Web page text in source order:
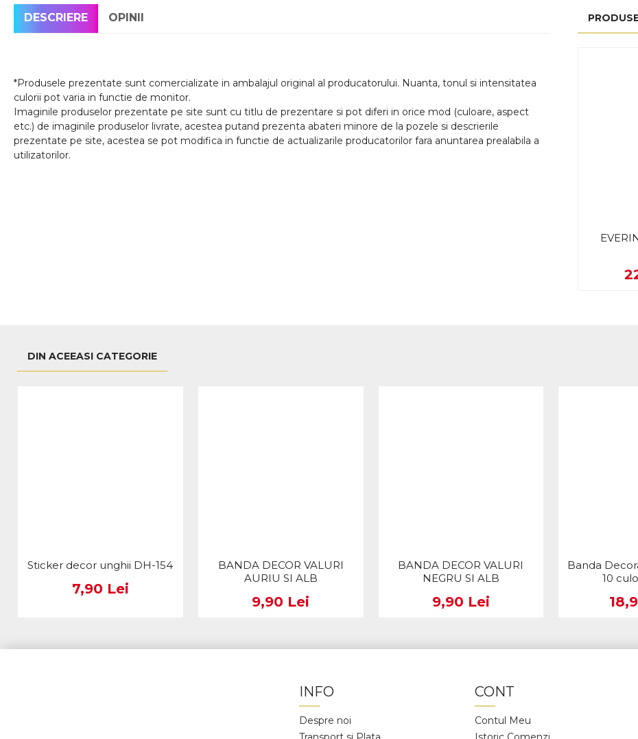
DESCRIERE OPINII
*Produsele prezentate sunt comercializate in ambalajul original al producatorului. Nuanta, tonul si intensitatea
culorii pot varia in functie de monitor.
Imaginile produselor prezentate pe site sunt cu titlu de prezentare si pot diferi in orice mod (culoare, aspect
etc.) de imaginile produselor livrate, acestea putand prezenta abateri minore de la pozele si descrierile
prezentate pe site, acestea se pot modifica in functie de actualizarile producatorilor fara anuntarea prealabila a
utilizatorilor.
DIN ACEEASI CATEGORIE
Sticker decor unghii DH-154
7,90 Lei
BANDA DECOR VALURI
AURIU SI ALB
9,90 Lei
BANDA DECOR VALURI
NEGRU SI ALB
9,90 Lei
Banda
10
INFO
Despre noi
CONT
Contul Meu